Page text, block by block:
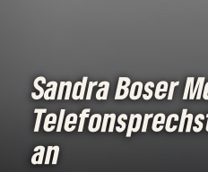
Sandra Boser
an